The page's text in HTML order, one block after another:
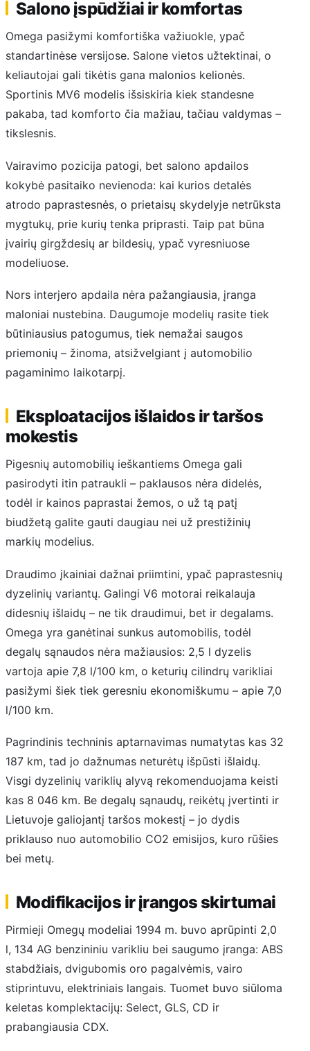
Salono įspūdžiai ir komfortas
Omega pasižymi komfortiška važiuokle, ypač
standartinėse versijose. Salone vietos užtektinai, o
keliautojai gali tikėtis gana malonios kelionės.
Sportinis MV6 modelis išsiskiria kiek standesne
pakaba, tad komforto čia mažiau, tačiau valdymas –
tikslesnis.
Vairavimo pozicija patogi, bet salono apdailos
kokybė pasitaiko nevienoda: kai kurios detalės
atrodo paprastesnės, o prietaisų skydelyje netrūksta
mygtukų, prie kurių tenka priprasti. Taip pat būna
įvairių girgždesių ar bildesių, ypač vyresniuose
modeliuose.
Nors interjero apdaila nėra pažangiausia, įranga
maloniai nustebina. Daugumoje modelių rasite tiek
būtiniausius patogumus, tiek nemažai saugos
priemonių – žinoma, atsižvelgiant į automobilio
pagaminimo laikotarpį.
Eksploatacijos išlaidos ir taršos
mokestis
Pigesnių automobilių ieškantiems Omega gali
pasirodyti itin patraukli – paklausos nėra didelės,
todėl ir kainos paprastai žemos, o už tą patį
biudžetą galite gauti daugiau nei už prestižinių
markių modelius.
Draudimo įkainiai dažnai priimtini, ypač paprastesnių
dyzelinių variantų. Galingi V6 motorai reikalauja
didesnių išlaidų – ne tik draudimui, bet ir degalams.
Omega yra ganėtinai sunkus automobilis, todėl
degalų sąnaudos nėra mažiausios: 2,5 l dyzelis
vartoja apie 7,8 l/100 km, o keturių cilindrų varikliai
pasižymi šiek tiek geresniu ekonomiškumu – apie 7,0
l/100 km.
Pagrindinis techninis aptarnavimas numatytas kas 32
187 km, tad jo dažnumas neturėtų išpūsti išlaidų.
Visgi dyzelinių variklių alyvą rekomenduojama keisti
kas 8 046 km. Be degalų sąnaudų, reikėtų įvertinti ir
Lietuvoje galiojantį taršos mokestį – jo dydis
priklauso nuo automobilio CO2 emisijos, kuro rūšies
bei metų.
Modifikacijos ir įrangos skirtumai
Pirmieji Omegų modeliai 1994 m. buvo aprūpinti 2,0
l, 134 AG benzininiu varikliu bei saugumo įranga: ABS
stabdžiais, dvigubomis oro pagalvėmis, vairo
stiprintuvu, elektriniais langais. Tuomet buvo siūloma
keletas komplektacijų: Select, GLS, CD ir
prabangiausia CDX.